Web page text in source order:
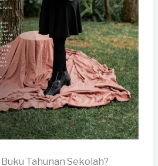
Tahunan Sekolah?